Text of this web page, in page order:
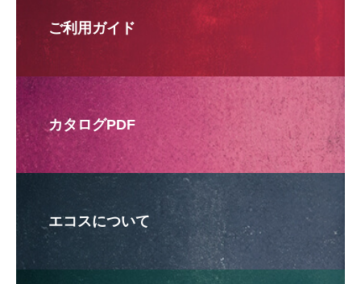
ご利用ガイド
カタログPDF
エコスについて